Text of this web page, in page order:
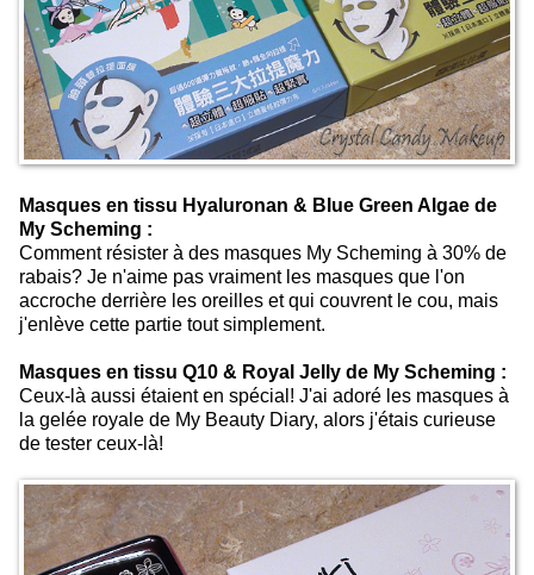
Masques en tissu Hyaluronan & Blue Green Algae de
My Scheming :
Comment résister à des masques My Scheming à 30% de
rabais? Je n'aime pas vraiment les masques que l'on
accroche derrière les oreilles et qui couvrent le cou, mais
j'enlève cette partie tout simplement.
Masques en tissu Q10 & Royal Jelly de My Scheming :
Ceux-là aussi étaient en spécial! J'ai adoré les masques à
la gelée royale de My Beauty Diary, alors j'étais curieuse
de tester ceux-là!